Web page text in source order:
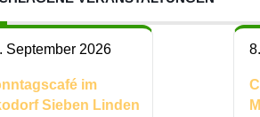
September 2026
im
Sieben Linden